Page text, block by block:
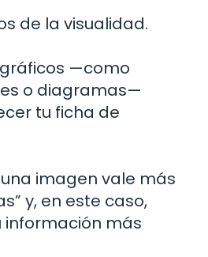
de la visualidad.
—como
o diagramas—
tu ficha de
imagen vale más
y, en este caso,
información más